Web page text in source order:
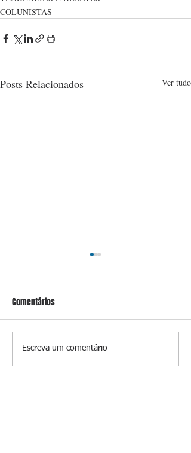
COLUNISTAS
Posts Relacionados Ver tudo
O jardim que ninguém vê
Comentários
Escreva um comentário